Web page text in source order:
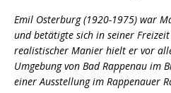
Emil Osterburg (1920-1975) war
und betätigte sich in seiner
realistischer Manier hielt er vor
Umgebung von Bad Rappenau im
einer Ausstellung im Rappenauer